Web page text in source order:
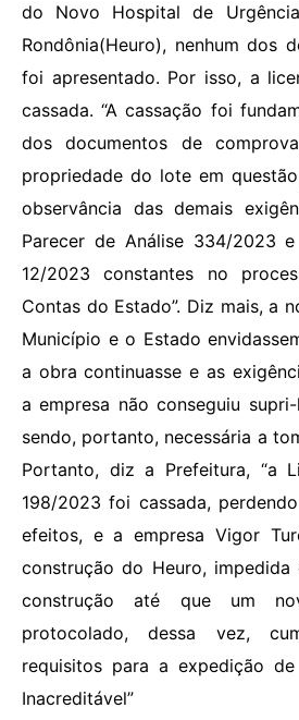
do Novo Hospital de
Rondônia(Heuro), nenhum dos
foi apresentado. Por isso, a
cassada. “A cassação foi
dos documentos de
propriedade do lote em
observância das demais
Parecer de Análise 334/2023
12/2023 constantes no
Contas do Estado”. Diz mais, a
Município e o Estado
a obra continuasse e as
a empresa não conseguiu
sendo, portanto, necessária a
Portanto, diz a Prefeitura, “a
198/2023 foi cassada,
efeitos, e a empresa Vigor
construção do Heuro,
construção até que um
protocolado, dessa vez,
requisitos para a expedição de
Inacreditável”